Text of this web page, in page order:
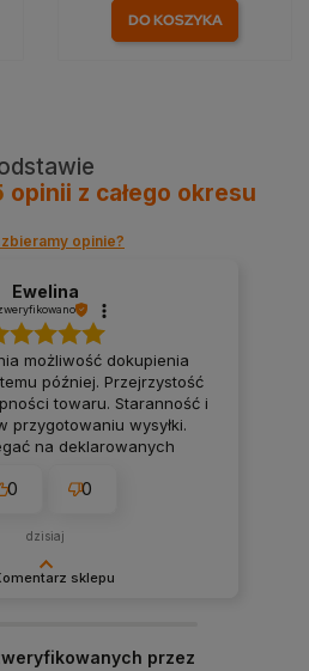
DO KOSZYKA
opinii z całego okresu
opinie?
sklepu
Ewelina
możliwość dokupienia
później. Przejrzystość
towaru. Staranność i
przygotowaniu wysyłki.
na deklarowanych
realizacji projektu smart
0 0
dzisiaj
przez